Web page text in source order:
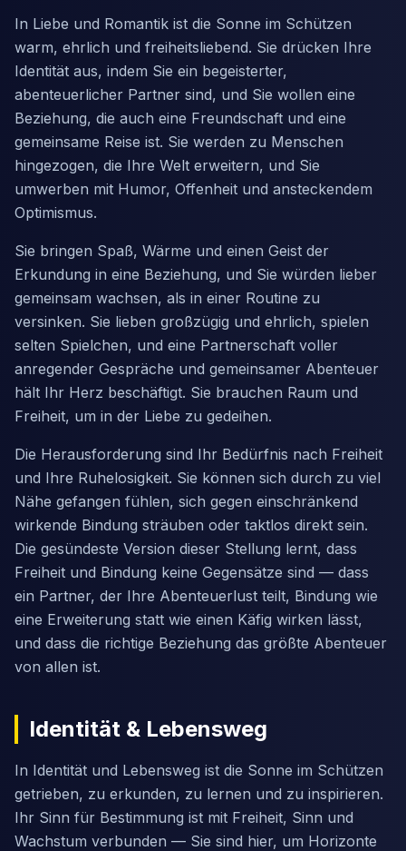
In Liebe und Romantik ist die Sonne im Schützen
warm, ehrlich und freiheitsliebend. Sie drücken Ihre
Identität aus, indem Sie ein begeisterter,
abenteuerlicher Partner sind, und Sie wollen eine
Beziehung, die auch eine Freundschaft und eine
gemeinsame Reise ist. Sie werden zu Menschen
hingezogen, die Ihre Welt erweitern, und Sie
umwerben mit Humor, Offenheit und ansteckendem
Optimismus.
Sie bringen Spaß, Wärme und einen Geist der
Erkundung in eine Beziehung, und Sie würden lieber
gemeinsam wachsen, als in einer Routine zu
versinken. Sie lieben großzügig und ehrlich, spielen
selten Spielchen, und eine Partnerschaft voller
anregender Gespräche und gemeinsamer Abenteuer
hält Ihr Herz beschäftigt. Sie brauchen Raum und
Freiheit, um in der Liebe zu gedeihen.
Die Herausforderung sind Ihr Bedürfnis nach Freiheit
und Ihre Ruhelosigkeit. Sie können sich durch zu viel
Nähe gefangen fühlen, sich gegen einschränkend
wirkende Bindung sträuben oder taktlos direkt sein.
Die gesündeste Version dieser Stellung lernt, dass
Freiheit und Bindung keine Gegensätze sind — dass
ein Partner, der Ihre Abenteuerlust teilt, Bindung wie
eine Erweiterung statt wie einen Käfig wirken lässt,
und dass die richtige Beziehung das größte Abenteuer
von allen ist.
Identität & Lebensweg
In Identität und Lebensweg ist die Sonne im Schützen
getrieben, zu erkunden, zu lernen und zu inspirieren.
Ihr Sinn für Bestimmung ist mit Freiheit, Sinn und
Wachstum verbunden — Sie sind hier, um Horizonte